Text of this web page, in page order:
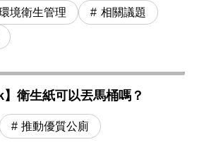
境衛生管理 相關議題
】衛生紙可以丟馬桶嗎？
推動優質公廁